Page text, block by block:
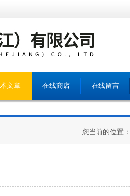
文章 在线商店 在线留言
您当前的位置：